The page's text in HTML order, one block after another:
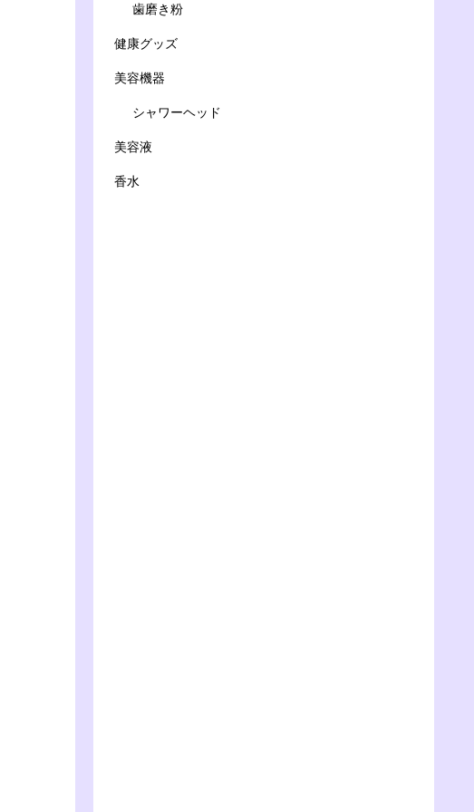
歯磨き粉
健康グッズ
美容機器
シャワーヘッド
美容液
香水